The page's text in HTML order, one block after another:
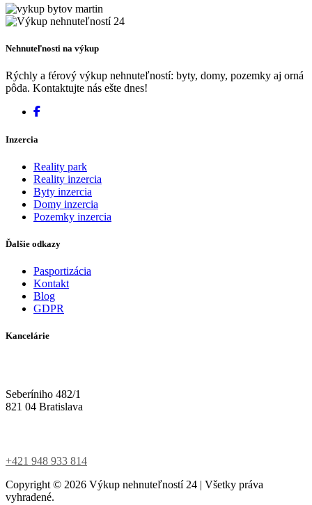
Nehnuteľnosti na výkup
Rýchly a férový výkup nehnuteľností: byty, domy, pozemky aj orná
pôda. Kontaktujte nás ešte dnes!
Inzercia
Reality park
Reality inzercia
Byty inzercia
Domy inzercia
Pozemky inzercia
Ďalšie odkazy
Pasportizácia
Kontakt
Blog
GDPR
Kancelárie
Seberíniho 482/1
821 04 Bratislava
+421 948 933 814
Copyright © 2026 Výkup nehnuteľností 24 | Všetky práva
vyhradené.